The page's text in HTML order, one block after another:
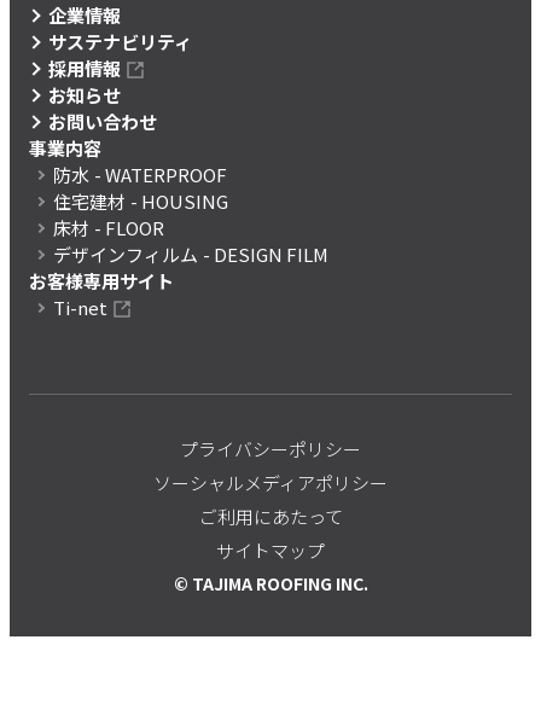
企業情報
サステナビリティ
採用情報
お知らせ
お問い合わせ
事業内容
防水 - WATERPROOF
住宅建材 - HOUSING
床材 - FLOOR
デザインフィルム - DESIGN FILM
お客様専用サイト
Ti-net
プライバシーポリシー
ソーシャルメディアポリシー
ご利用にあたって
サイトマップ
© TAJIMA ROOFING INC.